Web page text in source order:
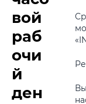
вой
раб
очи
й
ден